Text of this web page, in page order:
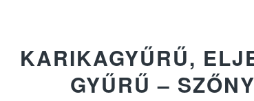
KARIKAGYŰRŰ,
GYŰRŰ –